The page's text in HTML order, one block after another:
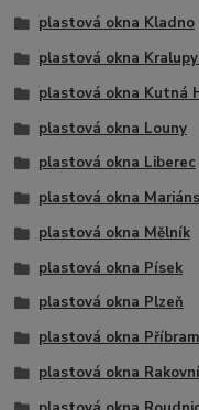
plastová okna Kladno
plastová okna
plastová okna Kutná
plastová okna Louny
plastová okna Liberec
plastová okna
plastová okna Mělník
plastová okna Písek
plastová okna Plzeň
plastová okna Příbram
plastová okna